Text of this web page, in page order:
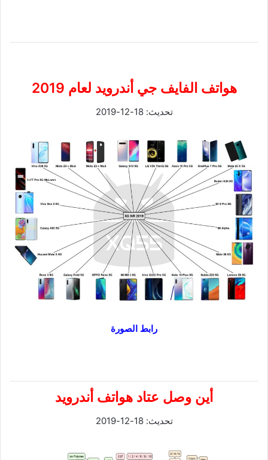
هواتف الفايف جي أندرويد لعام 2019
تحديث: 18-12-2019
رابط الصورة
أين وصل عتاد هواتف أندرويد
تحديث: 18-12-2019